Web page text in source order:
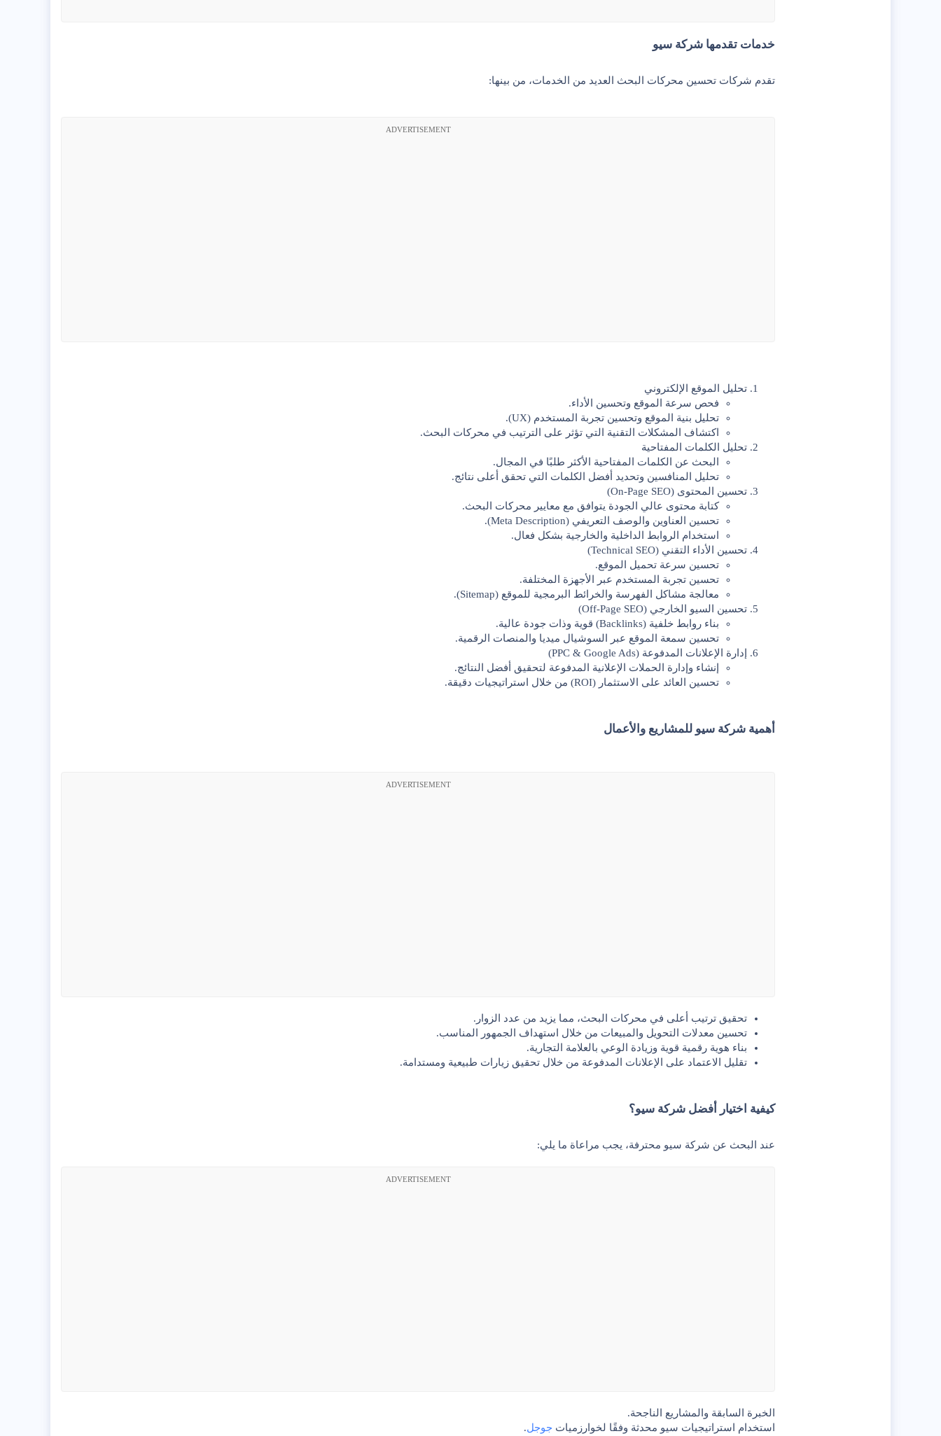
خدمات تقدمها شركة سيو​
تقدم شركات تحسين محركات البحث العديد من الخدمات، من بينها:
ADVERTISEMENT
تحليل الموقع الإلكتروني
فحص سرعة الموقع وتحسين الأداء.
تحليل بنية الموقع وتحسين تجربة المستخدم (UX).
اكتشاف المشكلات التقنية التي تؤثر على الترتيب في محركات البحث.
تحليل الكلمات المفتاحية
البحث عن الكلمات المفتاحية الأكثر طلبًا في المجال.
تحليل المنافسين وتحديد أفضل الكلمات التي تحقق أعلى نتائج.
تحسين المحتوى (On-Page SEO)
كتابة محتوى عالي الجودة يتوافق مع معايير محركات البحث.
تحسين العناوين والوصف التعريفي (Meta Description).
استخدام الروابط الداخلية والخارجية بشكل فعال.
تحسين الأداء التقني (Technical SEO)
تحسين سرعة تحميل الموقع.
تحسين تجربة المستخدم عبر الأجهزة المختلفة.
معالجة مشاكل الفهرسة والخرائط البرمجية للموقع (Sitemap).
تحسين السيو الخارجي (Off-Page SEO)
بناء روابط خلفية (Backlinks) قوية وذات جودة عالية.
تحسين سمعة الموقع عبر السوشيال ميديا والمنصات الرقمية.
إدارة الإعلانات المدفوعة (PPC & Google Ads)
إنشاء وإدارة الحملات الإعلانية المدفوعة لتحقيق أفضل النتائج.
تحسين العائد على الاستثمار (ROI) من خلال استراتيجيات دقيقة.
أهمية شركة سيو للمشاريع والأعمال​
ADVERTISEMENT
تحقيق ترتيب أعلى في محركات البحث، مما يزيد من عدد الزوار.
تحسين معدلات التحويل والمبيعات من خلال استهداف الجمهور المناسب.
بناء هوية رقمية قوية وزيادة الوعي بالعلامة التجارية.
تقليل الاعتماد على الإعلانات المدفوعة من خلال تحقيق زيارات طبيعية ومستدامة.
كيفية اختيار أفضل شركة سيو؟​
عند البحث عن شركة سيو محترفة، يجب مراعاة ما يلي:
ADVERTISEMENT
الخبرة السابقة والمشاريع الناجحة.
استخدام استراتيجيات سيو محدثة وفقًا لخوارزميات جوجل.